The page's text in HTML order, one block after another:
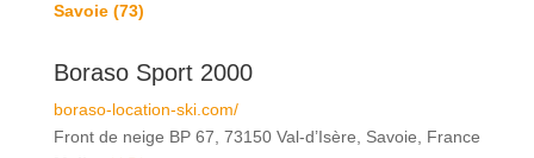
Savoie (73)
Boraso Sport 2000
boraso-location-ski.com/
Front de neige BP 67, 73150 Val-d’Isère, Savoie, France